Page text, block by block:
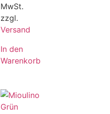
MwSt.
zzgl.
Versand
In den
Warenkorb